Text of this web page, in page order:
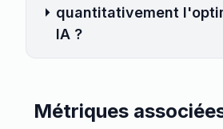
quantitativement
IA ?
Métriques